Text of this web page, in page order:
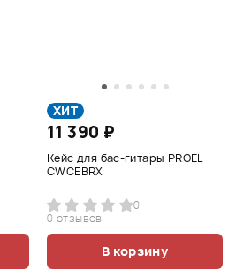
ХИТ
11 390 ₽
Кейс для бас-гитары PROEL
CWCEBRX
0
0 отзывов
В корзину